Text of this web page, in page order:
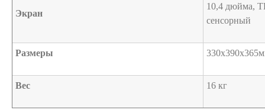
Экран
10,4 дюйма,
сенсорный
Размеры
Вес 16 кг